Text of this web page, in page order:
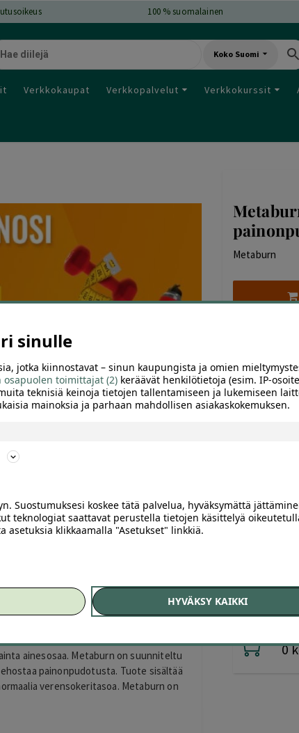
100 % suomalainen
Koko Suomi
Verkkokaupat Verkkopalvelut Verkkokurssit
ajan saavuttamatta ihanteellista painoa.
Metaburn on luonnollinen apu
ainesosaa. Metaburn on suunniteltu
painonpudotusta. Tuote sisältää
verensokeritasoa. Metaburn on
Metaburn
ARKIETU
Minimitilaus:
0
sinulle
jotka kiinnostavat – sinun kaupungista ja omien
osapuolen toimittajat (2) keräävät henkilötietoja (esim. IP-
teknisiä keinoja tietojen tallentamiseen ja lukemiseen
mainoksia ja parhaan mahdollisen asiakaskokemuksen.
Suostumuksesi koskee tätä palvelua, hyväksymättä
teknologiat saattavat perustella tietojen käsittelyä
asetuksia klikkaamalla "Asetukset" linkkiä.
HYVÄKSY KAIKKI